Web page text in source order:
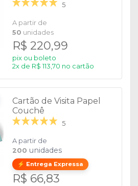
5
A partir de
50 unidades
R$ 220,99
pix ou boleto
2x de R$ 113,70 no cartão
Cartão de Visita Papel
Couchê
5
A partir de
200 unidades
⚡ Entrega Expressa
R$ 66,83